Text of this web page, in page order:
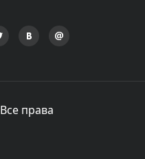
Все права